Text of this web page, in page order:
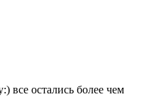
все остались более чем